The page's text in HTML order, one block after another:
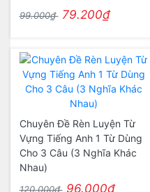
99.000₫ 79.200₫
Chuyên Đề Rèn Luyện Từ
Vựng Tiếng Anh 1 Từ Dùng
Cho 3 Câu (3 Nghĩa Khác
Nhau)
120.000₫ 96.000₫